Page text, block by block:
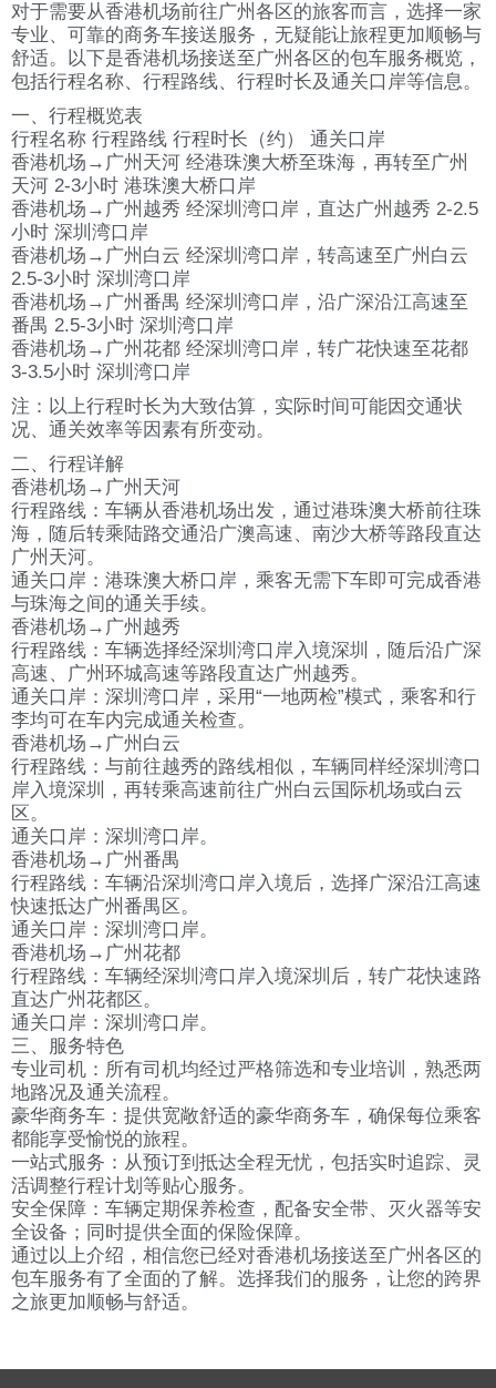
对于需要从香港机场前往广州各区的旅客而言，选择一家
专业、可靠的商务车接送服务，无疑能让旅程更加顺畅与
舒适。以下是香港机场接送至广州各区的包车服务概览，
包括行程名称、行程路线、行程时长及通关口岸等信息。
一、行程概览表
行程名称 行程路线 行程时长（约） 通关口岸
香港机场→广州天河 经港珠澳大桥至珠海，再转至广州
天河 2-3小时 港珠澳大桥口岸
香港机场→广州越秀 经深圳湾口岸，直达广州越秀 2-2.5
小时 深圳湾口岸
香港机场→广州白云 经深圳湾口岸，转高速至广州白云
2.5-3小时 深圳湾口岸
香港机场→广州番禺 经深圳湾口岸，沿广深沿江高速至
番禺 2.5-3小时 深圳湾口岸
香港机场→广州花都 经深圳湾口岸，转广花快速至花都
3-3.5小时 深圳湾口岸
注：以上行程时长为大致估算，实际时间可能因交通状
况、通关效率等因素有所变动。
二、行程详解
香港机场→广州天河
行程路线：车辆从香港机场出发，通过港珠澳大桥前往珠
海，随后转乘陆路交通沿广澳高速、南沙大桥等路段直达
广州天河。
通关口岸：港珠澳大桥口岸，乘客无需下车即可完成香港
与珠海之间的通关手续。
香港机场→广州越秀
行程路线：车辆选择经深圳湾口岸入境深圳，随后沿广深
高速、广州环城高速等路段直达广州越秀。
通关口岸：深圳湾口岸，采用“一地两检”模式，乘客和行
李均可在车内完成通关检查。
香港机场→广州白云
行程路线：与前往越秀的路线相似，车辆同样经深圳湾口
岸入境深圳，再转乘高速前往广州白云国际机场或白云
区。
通关口岸：深圳湾口岸。
香港机场→广州番禺
行程路线：车辆沿深圳湾口岸入境后，选择广深沿江高速
快速抵达广州番禺区。
通关口岸：深圳湾口岸。
香港机场→广州花都
行程路线：车辆经深圳湾口岸入境深圳后，转广花快速路
直达广州花都区。
通关口岸：深圳湾口岸。
三、服务特色
专业司机：所有司机均经过严格筛选和专业培训，熟悉两
地路况及通关流程。
豪华商务车：提供宽敞舒适的豪华商务车，确保每位乘客
都能享受愉悦的旅程。
一站式服务：从预订到抵达全程无忧，包括实时追踪、灵
活调整行程计划等贴心服务。
安全保障：车辆定期保养检查，配备安全带、灭火器等安
全设备；同时提供全面的保险保障。
通过以上介绍，相信您已经对香港机场接送至广州各区的
包车服务有了全面的了解。选择我们的服务，让您的跨界
之旅更加顺畅与舒适。